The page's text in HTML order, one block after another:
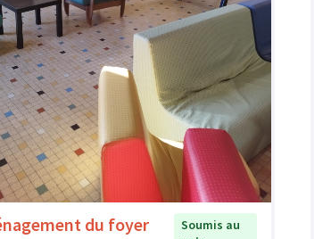
du foyer
Soumis au